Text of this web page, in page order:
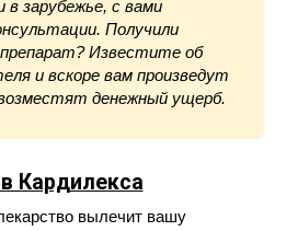
зарубежье, с вами
Получили
Известите об
и вскоре вам произведут
денежный ущерб.
Кардилекса
вылечит вашу